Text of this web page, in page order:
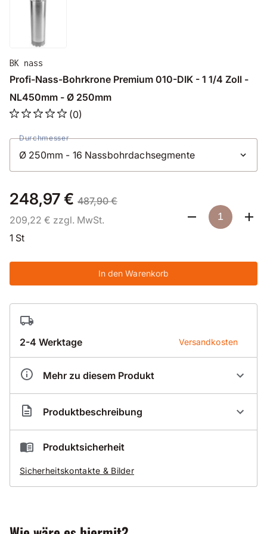
BK nass
Profi-Nass-Bohrkrone Premium 010-DIK - 1 1/4 Zoll -
NL450mm - Ø 250mm
(0)
Durchmesser
248,97 € 487,90 €
209,22 € zzgl. MwSt.
1 St
In den Warenkorb
2-4 Werktage Versandkosten
Mehr zu diesem Produkt
Artikelnummer BK1410250
Produktbeschreibung
Unsere meistverkaufte Nass-Bohrkrone für Beton!!
BohrdachsegmentPremium 010-DIK
mit mittelharten und harten Zuschlägen
Produktsicherheit
Sicherheitskontakte & Bilder